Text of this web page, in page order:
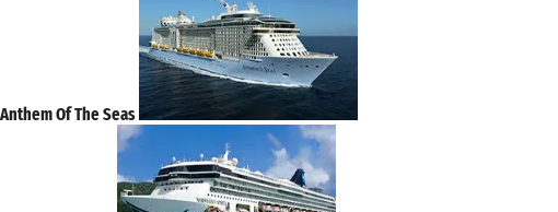
Anthem Of The Seas